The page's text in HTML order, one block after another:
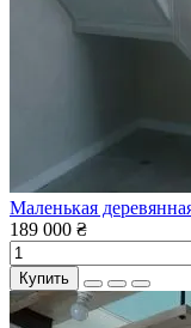
Маленькая
189 000 ₴
Купить